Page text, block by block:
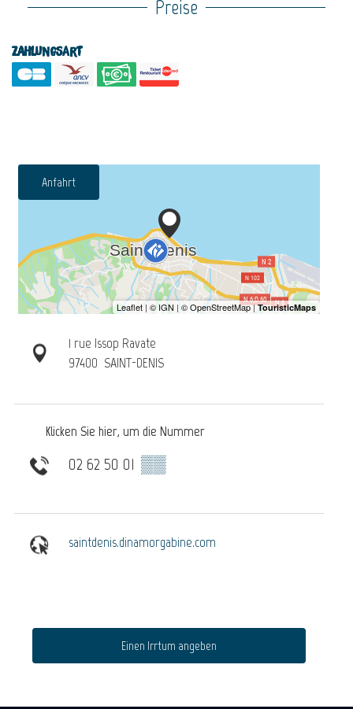
Preise
Zahlungsart
Anfahrt
1 rue Issop Ravate
97400 SAINT-DENIS
Klicken Sie hier, um die Nummer
02 62 50 01 ▒▒
saintdenis.dinamorgabine.com
Einen Irrtum angeben